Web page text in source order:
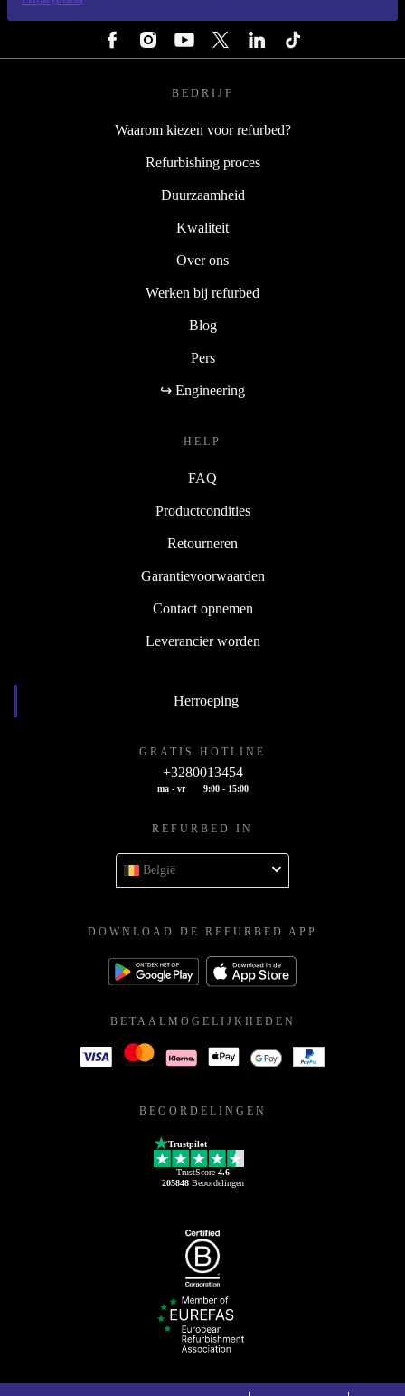
BEDRIJF
Waarom kiezen voor refurbed?
Refurbishing proces
Duurzaamheid
Kwaliteit
Over ons
Werken bij refurbed
Blog
Pers
↪ Engineering
HELP
FAQ
Productcondities
Retourneren
Garantievoorwaarden
Contact opnemen
Leverancier worden
Herroeping
GRATIS HOTLINE
+3280013454
ma - vr 9:00 - 15:00
REFURBED IN
België
DOWNLOAD DE REFURBED APP
BETAALMOGELIJKHEDEN
BEOORDELINGEN
Trustpilot
TrustScore 4.6
205848Beoordelingen